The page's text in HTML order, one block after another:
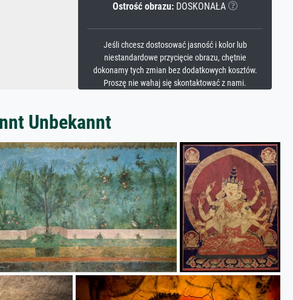
Ostrość obrazu:DOSKONAŁA
Jeśli chcesz dostosować jasność i kolor lub
niestandardowe przycięcie obrazu, chętnie
dokonamy tych zmian bez dodatkowych kosztów.
Proszę nie wahaj się skontaktować z nami.
Unbekannt